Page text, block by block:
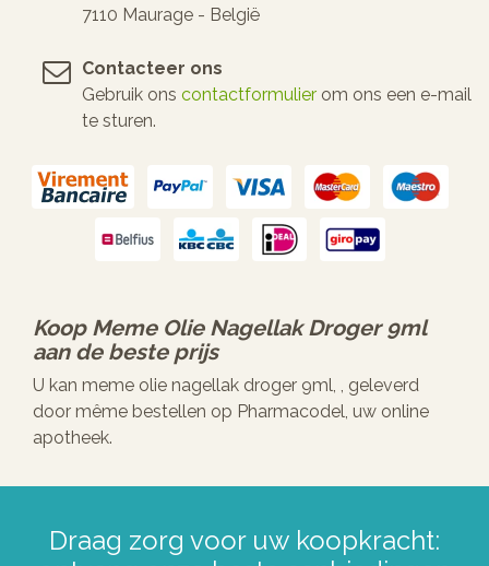
7110 Maurage - België
Contacteer ons
Gebruik ons contactformulier om ons een e-mail
te sturen.
Koop Meme Olie Nagellak Droger 9ml
aan de beste prijs
U kan meme olie nagellak droger 9ml, , geleverd
door même bestellen op Pharmacodel, uw online
apotheek.
Draag zorg voor uw koopkracht: